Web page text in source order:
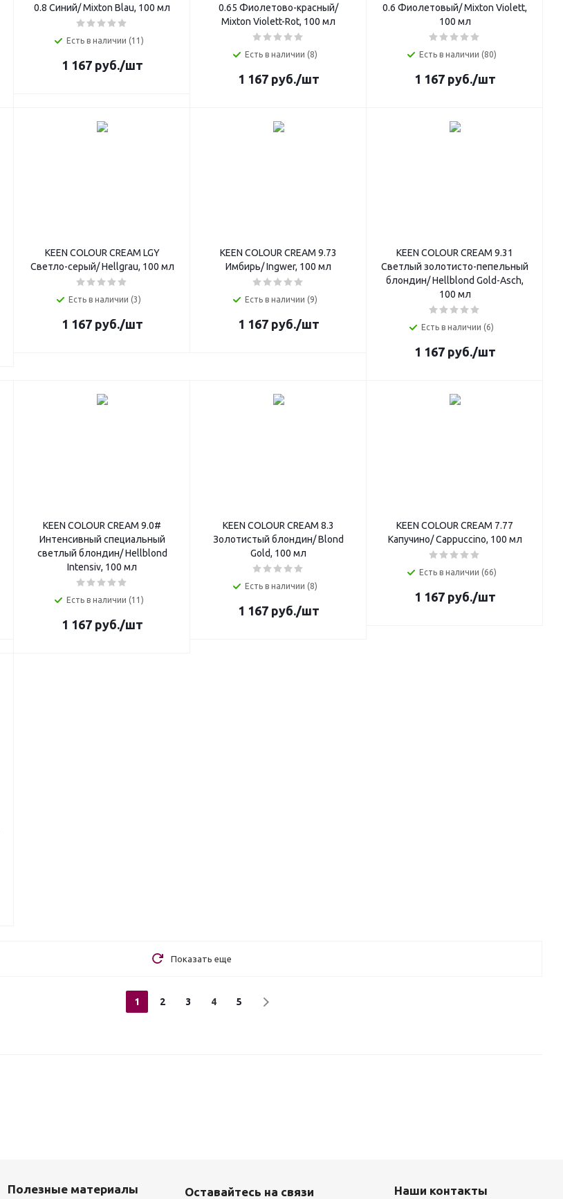
0.8 Синий/ Mixton Blau, 100 мл
Есть в наличии (11)
1 167руб./шт
0.65 Фиолетово-красный/
Mixton Violett-Rot, 100 мл
Есть в наличии (8)
1 167руб./шт
0.6 Фиолетовый/ Mixton Violett,
100 мл
Есть в наличии (80)
1 167руб./шт
KEEN COLOUR CREAM LGY
Светло-серый/ Hellgrau, 100 мл
Есть в наличии (3)
1 167руб./шт
KEEN COLOUR CREAM 9.73
Имбирь/ Ingwer, 100 мл
Есть в наличии (9)
1 167руб./шт
KEEN COLOUR CREAM 9.31
Светлый золотисто-пепельный
блондин/ Hellblond Gold-Asch,
100 мл
Есть в наличии (6)
1 167руб./шт
KEEN COLOUR CREAM 9.0#
Интенсивный специальный
светлый блондин/ Hellblond
Intensiv, 100 мл
Есть в наличии (11)
1 167руб./шт
KEEN COLOUR CREAM 8.3
Золотистый блондин/ Blond
Gold, 100 мл
Есть в наличии (8)
1 167руб./шт
KEEN COLOUR CREAM 7.77
Капучино/ Cappuccino, 100 мл
Есть в наличии (66)
1 167руб./шт
Показать еще
1 2 3 4 5
Полезные материалы Оставайтесь на связи Наши контакты